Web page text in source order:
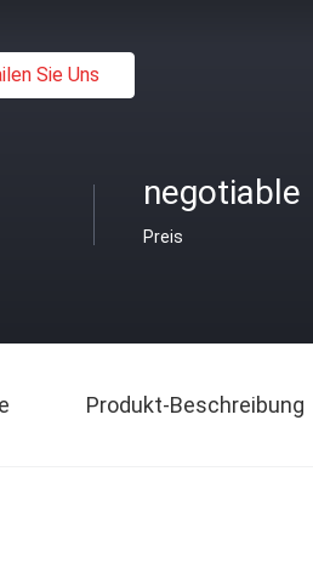
Sie Uns
negotiable
Preis
Produkt-Beschreibung